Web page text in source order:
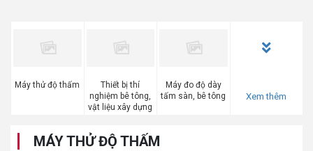
Máy thử độ thấm
Thiết bị thí
nghiệm bê tông,
vật liệu xây dựng
Máy đo độ dày
tấm sàn, bê tông
Xem thêm
MÁY THỬ ĐỘ THẤM